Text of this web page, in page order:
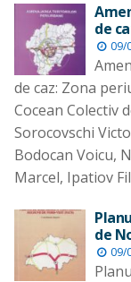
de
09/
de caz: Zona
Cocean Colectiv
Sorocovschi
Bodocan Voicu,
Marcel, Ipatiov
de
09/